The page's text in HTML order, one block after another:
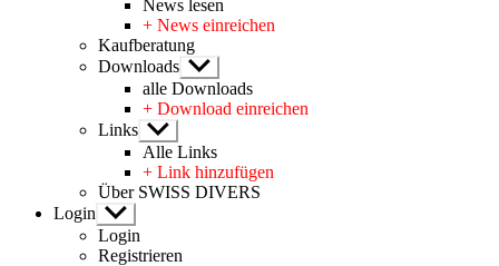
News lesen
+ News einreichen
Kaufberatung
Downloads Untermenü
anzeigen
alle Downloads
+ Download einreichen
Links Untermenü
anzeigen
Alle Links
+ Link hinzufügen
Über SWISS DIVERS
Login Untermenü
anzeigen
Login
Registrieren